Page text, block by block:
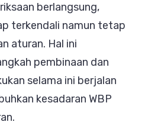
berlangsung,
terkendali namun tetap
aturan. Hal ini
pembinaan dan
selama ini berjalan
kesadaran WBP